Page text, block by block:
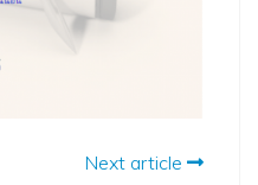
Next article